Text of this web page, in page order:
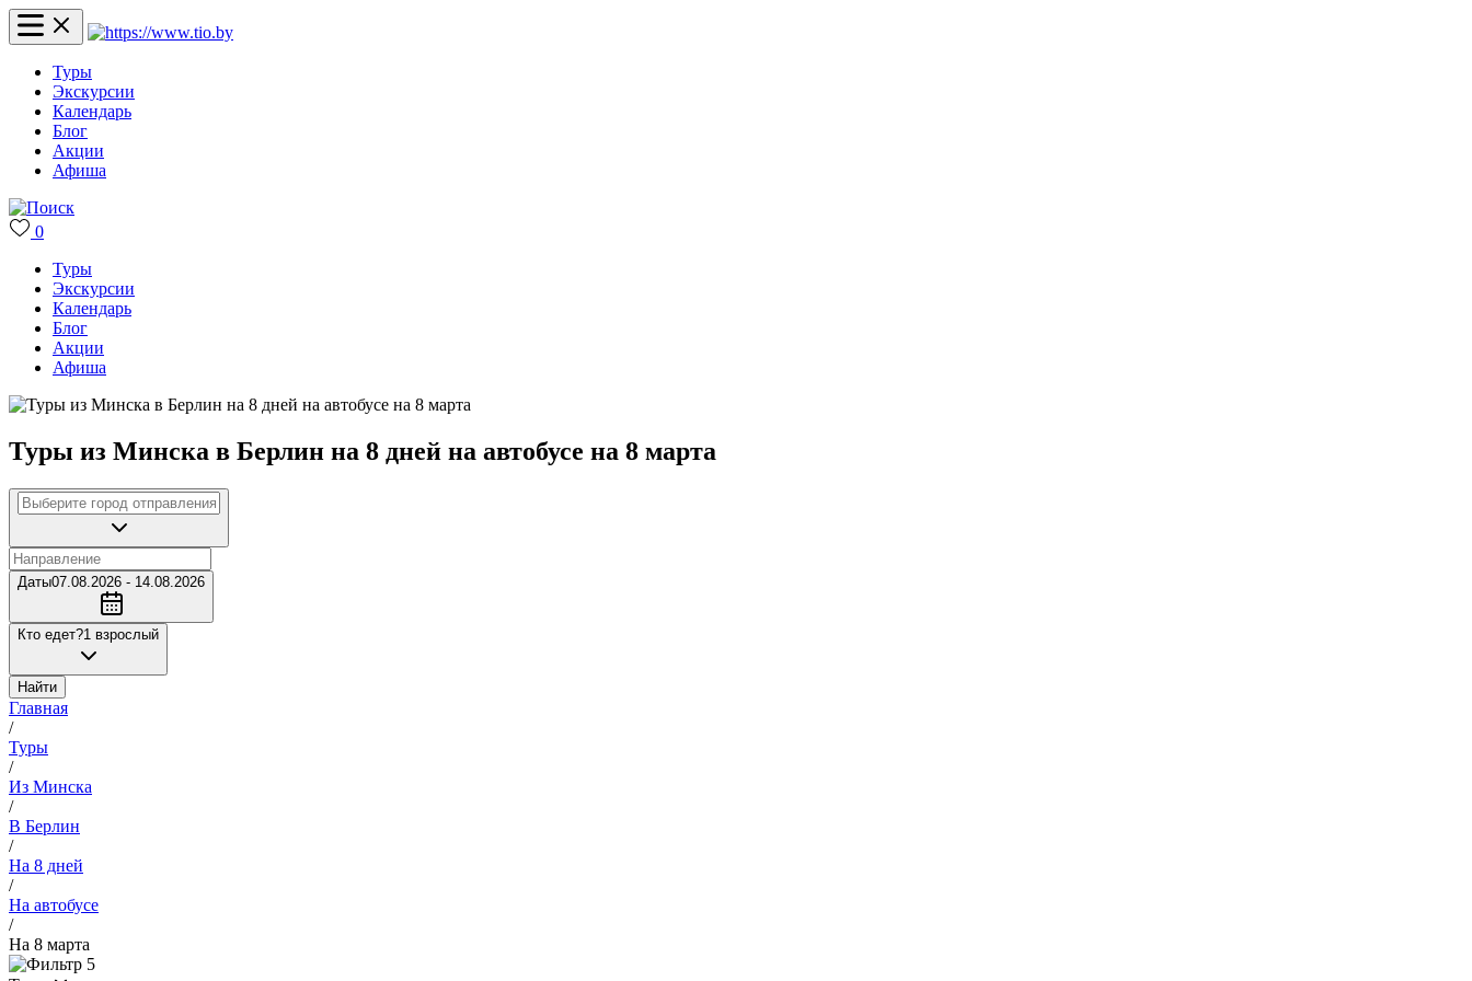
Туры
Экскурсии
Календарь
Блог
Акции
Афиша
0
Туры
Экскурсии
Календарь
Блог
Акции
Афиша
Туры из Минска в Берлин на 8 дней на автобусе на 8 марта
Даты07.08.2026 - 14.08.2026
Кто едет?1 взрослый
Найти
Главная
/
Туры
/
Из Минска
/
В Берлин
/
На 8 дней
/
На автобусе
/
На 8 марта
5